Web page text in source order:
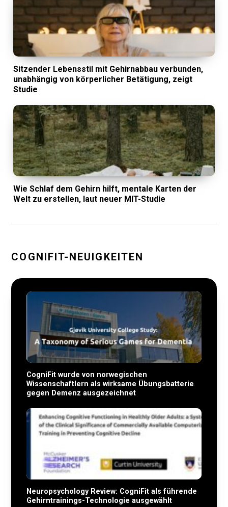
Sitzender Lebensstil mit Gehirnabbau verbunden,
unabhängig von körperlicher Betätigung, zeigt
Studie
Wie Schlaf dem Gehirn hilft, mentale Karten der
Welt zu erstellen, laut neuer MIT-Studie
COGNIFIT-NEUIGKEITEN
CogniFit wurde von norwegischen
Wissenschaftlern als wirksame Übungsbatterie
gegen Demenz ausgezeichnet
Neuropsychology Review: CogniFit als führende
Gehirntrainings-Technologie ausgewählt